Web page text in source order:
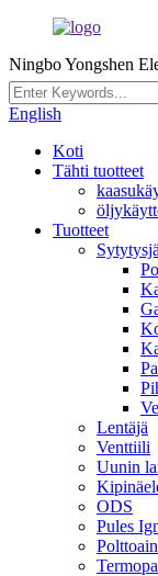
Ningbo Yongshen
English
Koti
Tähti tuotteet
Tuotteet
Lentäjä
Venttiili
Uunin
ODS
Pules